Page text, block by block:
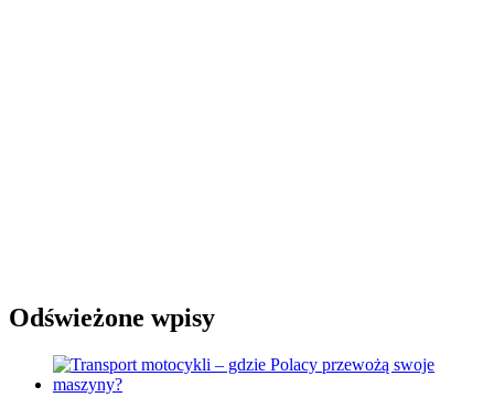
Odświeżone wpisy